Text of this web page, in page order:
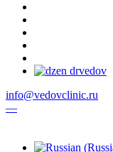
info@vedovclinic.ru
—